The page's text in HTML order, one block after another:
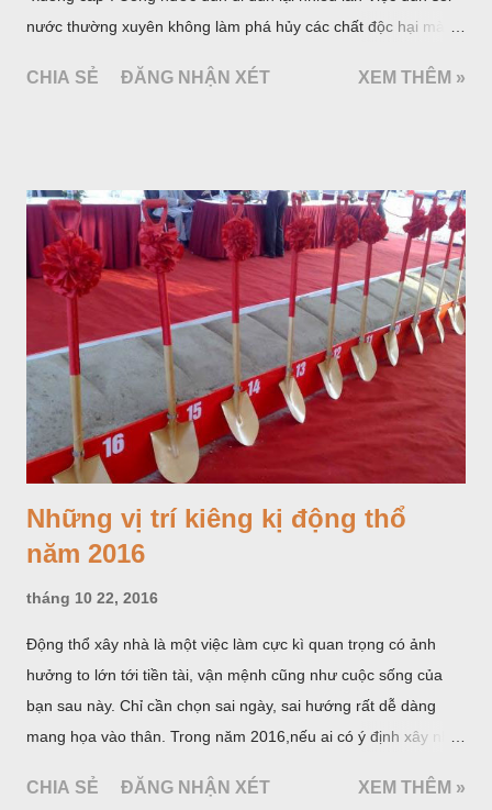
nước thường xuyên không làm phá hủy các chất độc hại mà
sức khoẻ sẽ xảy ra. Trong nước thông thường có chứa hàm
trong nước sẽ tăng lên. Uống nước đun đi đun lại nhiều lần là
một trong những thói quen cần loại bỏ Chẳng hạn như canxi,
gây ra sự hình thành của sỏi trong cơ thể, trở thành có hại,
nếu nước đó được tiêu thụ thường xuyên. Ngoài ra việc đun lại
nước thường xuyên còn làm tăng một số chất độc hại như:
Thạch tín, Nitrat, Flo. Như vậy, chúng ta không nên uống nước
đun lại nhiều lần. Điều này là không tốt cho sức khỏe.
CHIA SẺ ĐĂNG NHẬN XÉT XEM THÊM »
Những vị trí kiêng kị động thổ
năm 2016
tháng 10 22, 2016
Động thổ xây nhà là một việc làm cực kì quan trọng có ảnh
hưởng to lớn tới tiền tài, vận mệnh cũng như cuộc sống của
bạn sau này. Chỉ cần chọn sai ngày, sai hướng rất dễ dàng
mang họa vào thân. Trong năm 2016,nếu ai có ý định xây nhà
sát, Thái tuế, Hắc vị, Hoàng vị.
CHIA SẺ ĐĂNG NHẬN XÉT XEM THÊM »